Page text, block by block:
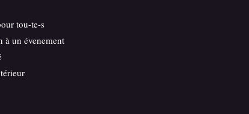
tou-te-s
à un évenement